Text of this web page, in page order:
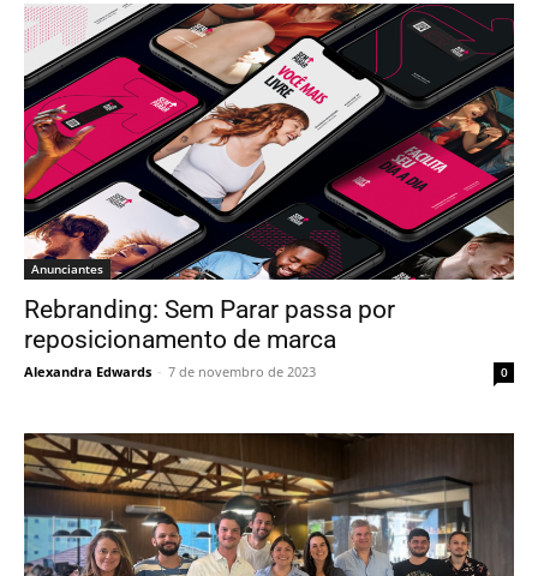
Anunciantes
Rebranding: Sem Parar passa por
reposicionamento de marca
Alexandra Edwards - 7 de novembro de 2023 0